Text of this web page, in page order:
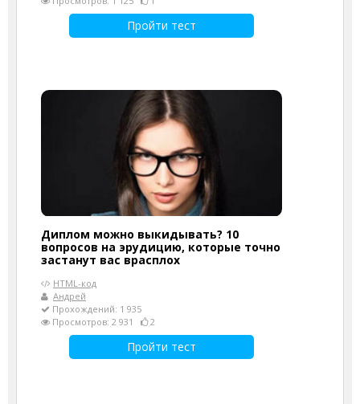
Пройти тест
Диплом можно выкидывать? 10
вопросов на эрудицию, которые точно
застанут вас врасплох
HTML-код
Андрей
Прохождений: 1 935
Просмотров: 2 931
2
Пройти тест